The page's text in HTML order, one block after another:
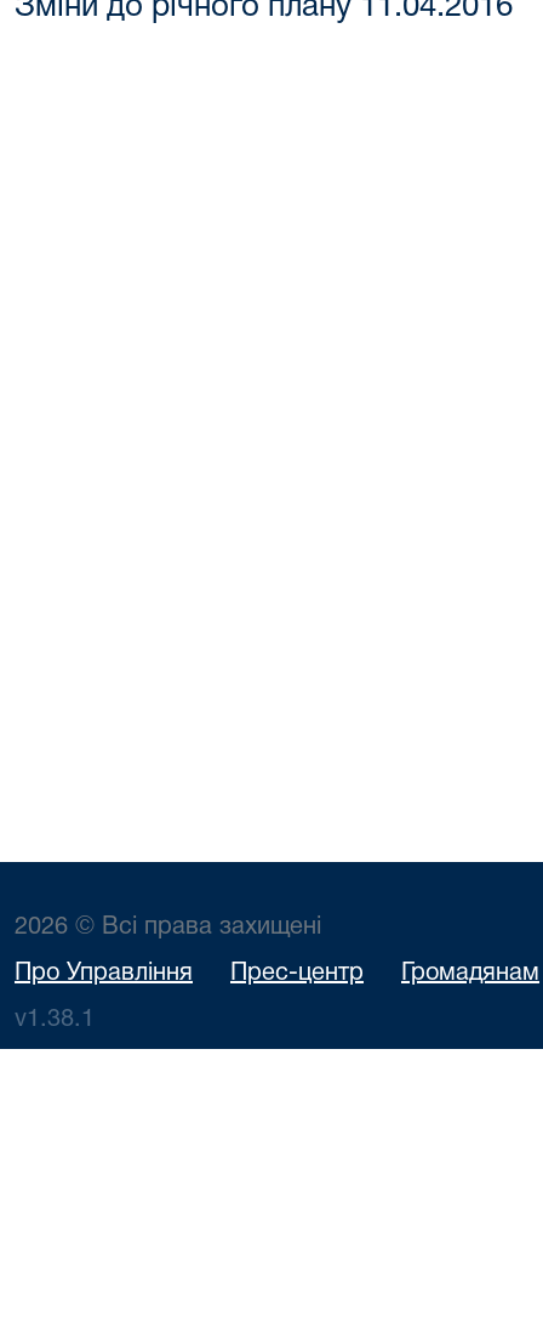
Зміни до річного плану 11.04.2016
2026 © Всі права захищені
Про Управління Прес-центр Громадянам
v1.38.1